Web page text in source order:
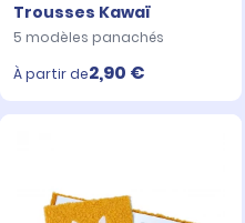
Trousses Kawaï
5 modèles panachés
À partir de2,90 €